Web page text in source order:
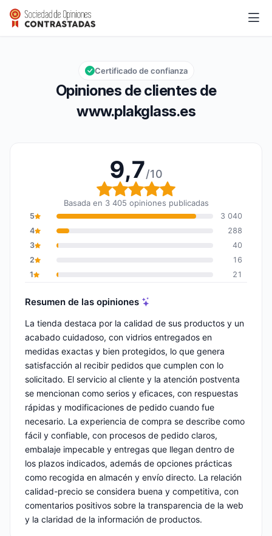
www.plakglass.es
Calificación global: 9,7 de 10
9,7/10
Opiniones de clientes de
www.plakglass.es
Certificado de confianza
9,7/10
Calificación global: 9,7
Basada en 3 405 opiniones publicadas
5
3 040
4
288
3
40
2
16
1
21
Resumen de las opiniones
La tienda destaca por la calidad de sus productos y un
acabado cuidadoso, con vidrios entregados en
medidas exactas y bien protegidos, lo que genera
satisfacción al recibir pedidos que cumplen con lo
solicitado. El servicio al cliente y la atención postventa
se mencionan como serios y eficaces, con respuestas
rápidas y modificaciones de pedido cuando fue
necesario. La experiencia de compra se describe como
fácil y confiable, con procesos de pedido claros,
embalaje impecable y entregas que llegan dentro de
los plazos indicados, además de opciones prácticas
como recogida en almacén y envío directo. La relación
calidad-precio se considera buena y competitiva, con
comentarios positivos sobre la transparencia de la web
y la claridad de la información de productos.